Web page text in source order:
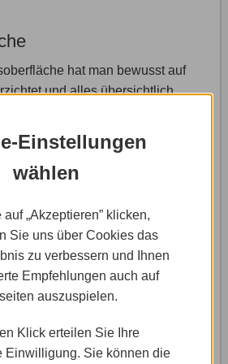
Einstellungen
wählen
auf „Akzeptieren” klicken,
Sie uns über Cookies das
zu verbessern und Ihnen
Empfehlungen auch auf
auszuspielen.
Klick erteilen Sie Ihre
Einwilligung. Sie können die
hat man bewusst auf
und alles übersichtlich,
an das Ziel, eine Homepage zu
finden sich vier große
vor dir. Mit diesen kannst
Einstellungen
festlegen, dass deine noch
ein Wartungs-Banner vorschaltet.
und Updates